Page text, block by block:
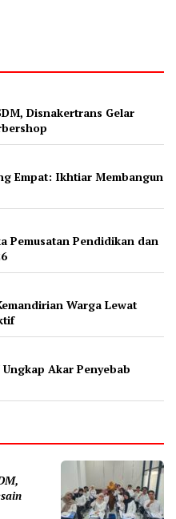
Disnakertrans Gelar
Empat: Ikhtiar Membangun
Pemusatan Pendidikan dan
Warga Lewat
Ungkap Akar Penyebab